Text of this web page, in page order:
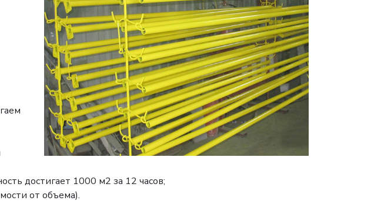
достигает 1000 м2 за 12 часов;
от объема).